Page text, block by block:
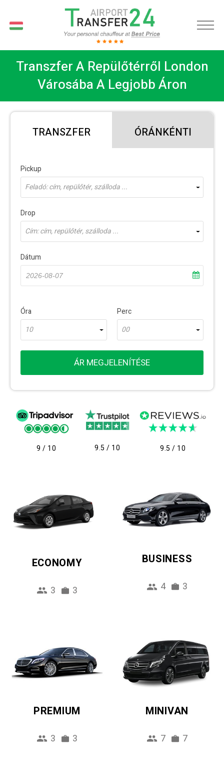
Transzfer A Repülőtérről London
Városába A Legjobb Áron
TRANSZFER ÓRÁNKÉNTI
Pickup
Feladó: cím, repülőtér, szálloda ...
Drop
Cím: cím, repülőtér, szálloda ...
Dátum
Óra
10
Perc
00
ÁR MEGJELENÍTÉSE
9 / 10 9.5 / 10 9.5 / 10
ECONOMY
3 3
BUSINESS
4 3
PREMIUM
3 3
MINIVAN
7 7